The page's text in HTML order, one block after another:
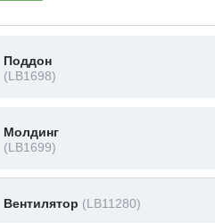
Поддон
(LB1698)
Молдинг
(LB1699)
Вентилятор (LB11280)